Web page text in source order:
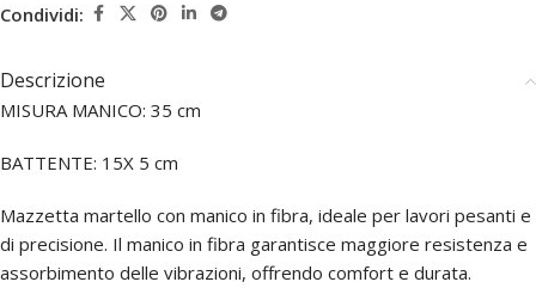
Condividi:
Descrizione
MISURA MANICO: 35 cm
BATTENTE: 15X 5 cm
Mazzetta martello con manico in fibra, ideale per lavori pesanti e
di precisione. Il manico in fibra garantisce maggiore resistenza e
assorbimento delle vibrazioni, offrendo comfort e durata.